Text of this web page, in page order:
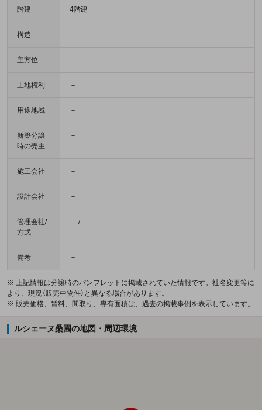
階建 4階建
構造 －
主方位 －
土地権利 －
用途地域 －
新築分譲
時の売主
－
施工会社 －
設計会社 －
管理会社/
方式
－ / －
備考 －
※ 上記情報は分譲時のパンフレットに掲載されていた情報です。社名変更等に
より、現況（販売中物件）と異なる場合があります。
※ 販売価格、賃料、間取り、専有面積は、過去の掲載事例を表示しています。
ルシェーヌ桑園の地図・周辺環境